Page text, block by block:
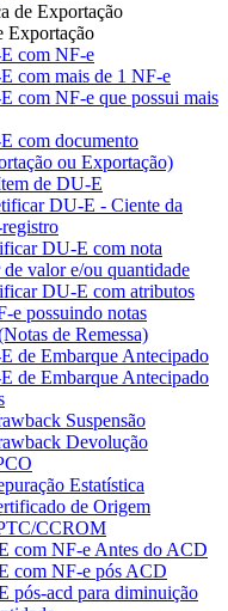
de Exportação
Exportação
com NF-e
com mais de 1 NF-e
com NF-e que possui mais
com documento
ou Exportação)
de DU-E
DU-E - Ciente da
DU-E com nota
valor e/ou quantidade
DU-E com atributos
e possuindo notas
de Remessa)
de Embarque Antecipado
de Embarque Antecipado
Suspensão
Devolução
Estatística
de Origem
CCROM
com NF-e Antes do ACD
com NF-e pós ACD
pós-acd para diminuição